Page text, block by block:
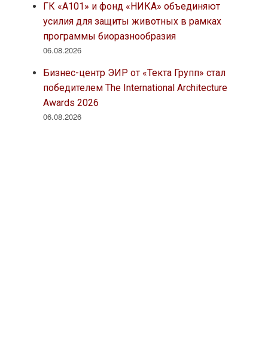
ГК «А101» и фонд «НИКА» объединяют
усилия для защиты животных в рамках
программы биоразнообразия
06.08.2026
Бизнес-центр ЭИР от «Текта Групп» стал
победителем The International Architecture
Awards 2026
06.08.2026